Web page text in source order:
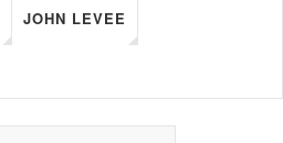
JOHN LEVEE